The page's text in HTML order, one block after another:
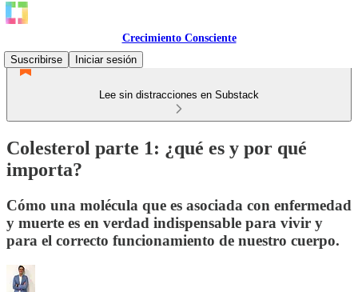
Crecimiento Consciente
Suscribirse
Iniciar sesión
Lee sin distracciones en Substack
Colesterol parte 1: ¿qué es y por qué
importa?
Cómo una molécula que es asociada con enfermedad
y muerte es en verdad indispensable para vivir y
para el correcto funcionamiento de nuestro cuerpo.